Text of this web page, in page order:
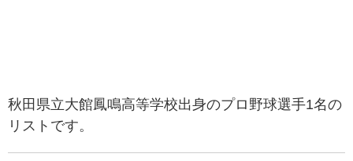
秋田県立大館鳳鳴高等学校出身のプロ野球選手1名の
リストです。